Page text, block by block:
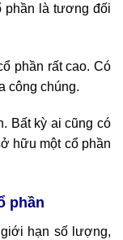
phần là tương đối
phần rất cao. Có
công chúng.
Bất kỳ ai cũng có
hữu một cổ phần
phần
hạn số lượng,